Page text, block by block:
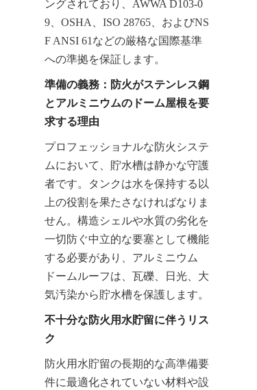
ングされており、AWWA D103-0
9、OSHA、ISO 28765、およびNS
F ANSI 61などの厳格な国際基準
への準拠を保証します。
準備の義務：防火がステンレス鋼
とアルミニウムのドーム屋根を要
求する理由
プロフェッショナルな防火システ
ムにおいて、貯水槽は静かな守護
者です。タンクは水を保持する以
上の役割を果たさなければなりま
せん。構造シェルや水質の劣化を
一切防ぐ中立的な要塞として機能
する必要があり、アルミニウム
ドームルーフは、瓦礫、日光、大
気汚染から貯水槽を保護します。
不十分な防火用水貯留に伴うリス
ク
防火用水貯留の長期的な高準備要
件に最適化されていない材料や設